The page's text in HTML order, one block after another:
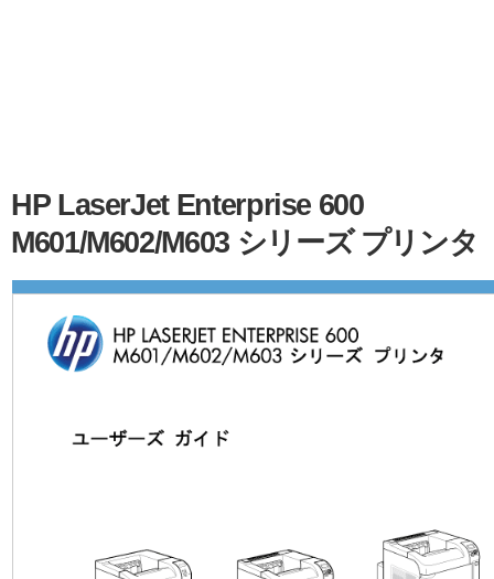
HP LaserJet Enterprise 600
M601/M602/M603 シリーズ プリンタ